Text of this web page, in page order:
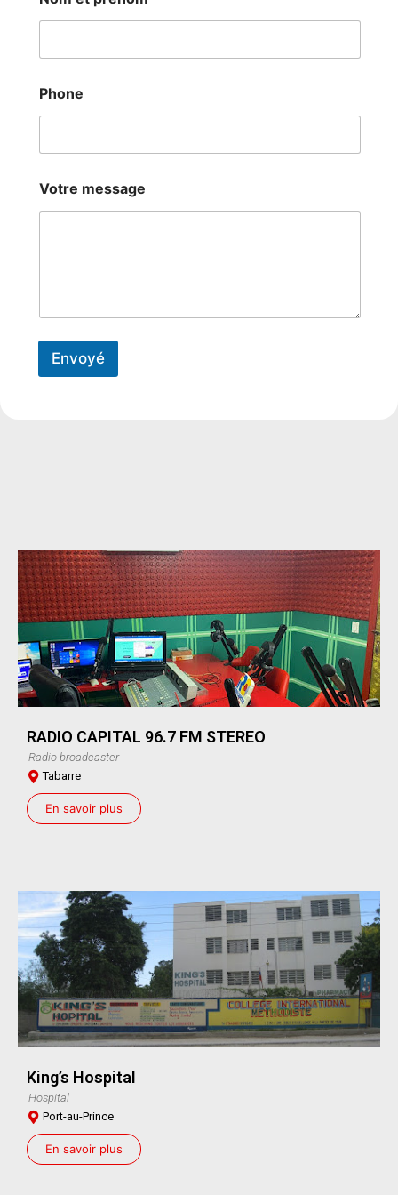
N
o
Phone
Votre message
Envoyé
RADIO CAPITAL 96.7 FM STEREO
Radio broadcaster
Tabarre
En savoir plus
King’s Hospital
Hospital
Port-au-Prince
En savoir plus